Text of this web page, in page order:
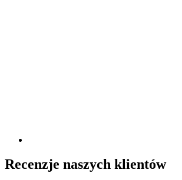
Recenzje naszych klientów